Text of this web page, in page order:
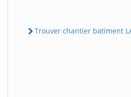
Trouver chantier batiment